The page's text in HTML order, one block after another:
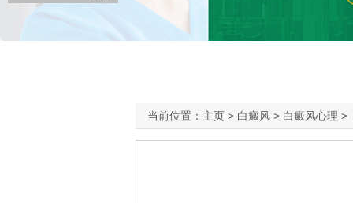
当前位置： 主页 > 白癜风 > 白癜风心理 >